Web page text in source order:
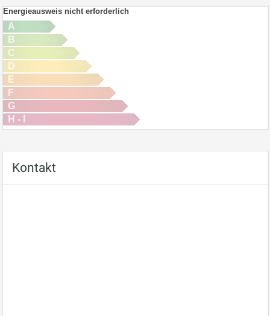
Energieausweis nicht erforderlich
A
B
C
D
E
F
G
H - I
Kontakt